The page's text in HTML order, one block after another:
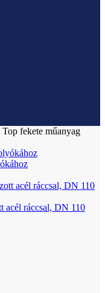
Top fekete műanyag
acél ráccsal, DN 110